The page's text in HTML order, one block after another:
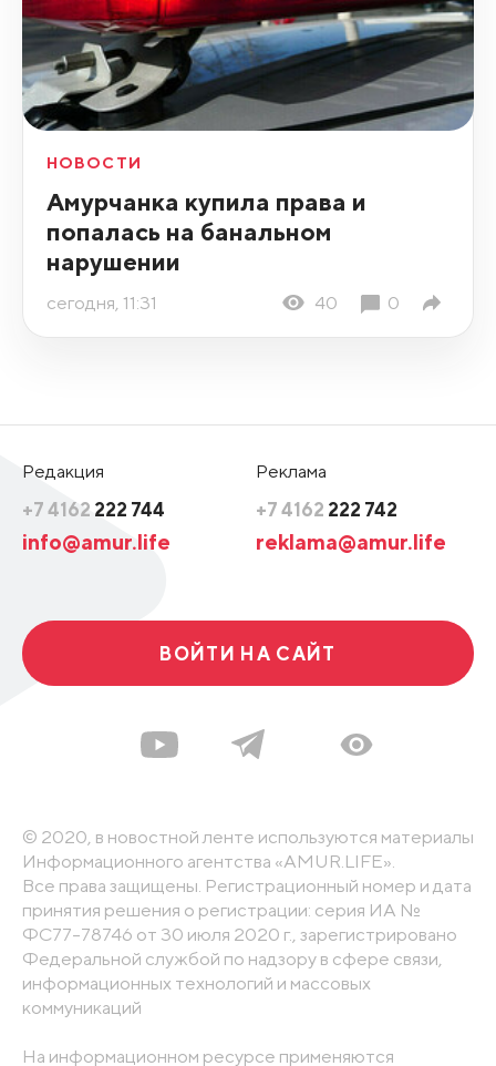
НОВОСТИ
Амурчанка купила права и
попалась на банальном
нарушении
сегодня, 11:31 40 0
Редакция
+7 4162 222 744
info@amur.life
Реклама
+7 4162 222 742
reklama@amur.life
ВОЙТИ НА САЙТ
© 2020, в новостной ленте используются материалы
Информационного агентства «AMUR.LIFE».
Все права защищены. Регистрационный номер и дата
принятия решения о регистрации: серия ИА №
ФС77-78746 от 30 июля 2020 г., зарегистрировано
Федеральной службой по надзору в сфере связи,
информационных технологий и массовых
коммуникаций
На информационном ресурсе применяются